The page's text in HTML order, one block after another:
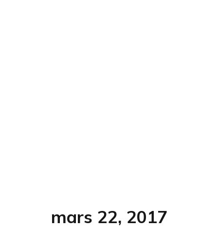
mars 22, 2017